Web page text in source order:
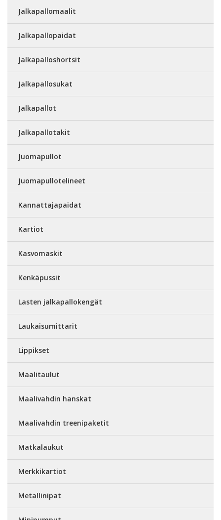
Jalkapallomaalit
Jalkapallopaidat
Jalkapalloshortsit
Jalkapallosukat
Jalkapallot
Jalkapallotakit
Juomapullot
Juomapullotelineet
Kannattajapaidat
Kartiot
Kasvomaskit
Kenkäpussit
Lasten jalkapallokengät
Laukaisumittarit
Lippikset
Maalitaulut
Maalivahdin hanskat
Maalivahdin treenipaketit
Matkalaukut
Merkkikartiot
Metallinipat